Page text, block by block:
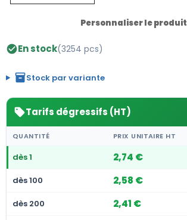
Personnaliser le produit
check_circleEn stock(3254 pcs)
inventory_2Stock par variante
sellTarifs dégressifs (HT)
QUANTITÉ PRIX UNITAIRE HT
dès 1 2,74 €
dès 100 2,58 €
dès 200 2,41 €